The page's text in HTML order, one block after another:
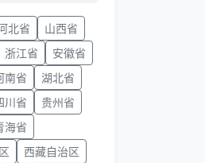
北省
山西省
浙江省
安徽省
南省
湖北省
川省
贵州省
海省
西藏自治区